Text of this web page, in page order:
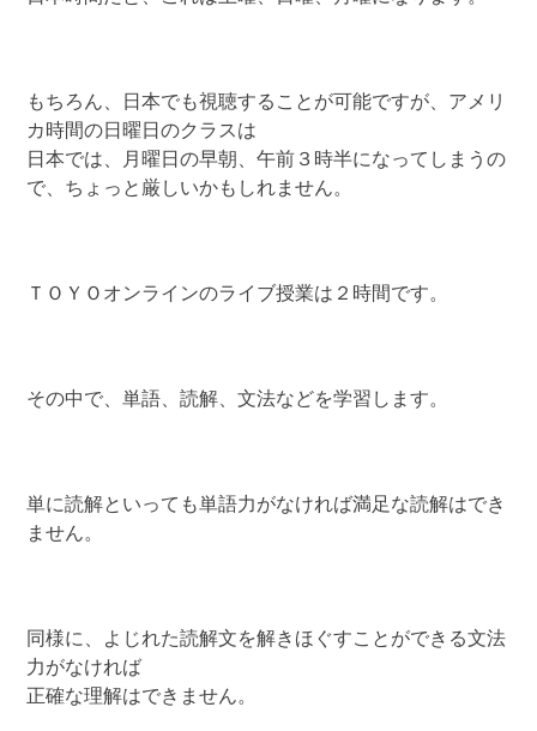
もちろん、日本でも視聴することが可能ですが、アメリ
カ時間の日曜日のクラスは
日本では、月曜日の早朝、午前３時半になってしまうの
で、ちょっと厳しいかもしれません。
ＴＯＹＯオンラインのライブ授業は２時間です。
その中で、単語、読解、文法などを学習します。
単に読解といっても単語力がなければ満足な読解はでき
ません。
同様に、よじれた読解文を解きほぐすことができる文法
力がなければ
正確な理解はできません。